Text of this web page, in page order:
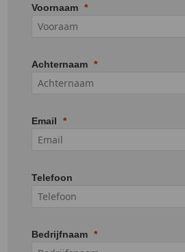
Voornaam
Achternaam
Email
Telefoon
Bedrijfnaam